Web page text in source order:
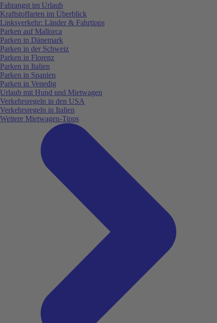
Fahrangst im Urlaub
Kraftstoffarten im Überblick
Linksverkehr: Länder & Fahrtipps
Parken auf Mallorca
Parken in Dänemark
Parken in der Schweiz
Parken in Florenz
Parken in Italien
Parken in Spanien
Parken in Venedig
Urlaub mit Hund und Mietwagen
Verkehrsregeln in den USA
Verkehrsregeln in Italien
Weitere Mietwagen-Tipps